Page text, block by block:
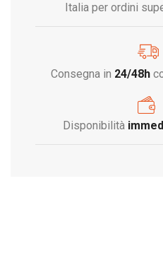
Italia per ordini
Consegna in 24/48h
Disponibilità